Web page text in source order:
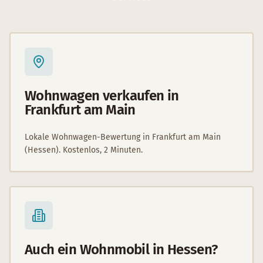
Wohnwagen verkaufen in
Frankfurt am Main
Lokale Wohnwagen-Bewertung in Frankfurt am Main
(Hessen). Kostenlos, 2 Minuten.
Auch ein Wohnmobil in Hessen?